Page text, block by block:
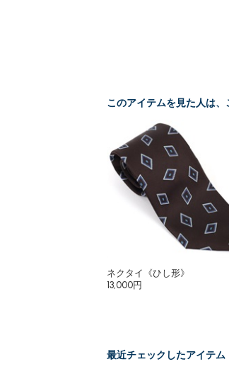
このアイテムを見た人は
ネクタイ《ひし形》
13,000円
最近チェックしたアイテム